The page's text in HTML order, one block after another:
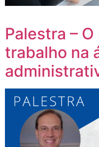
Palestra –
trabalho na